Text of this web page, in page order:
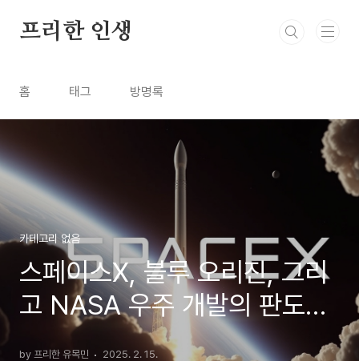
프리한 인생
홈 태그 방명록
카테고리 없음
스페이스X, 블루 오리진, 그리
고 NASA 우주 개발의 판도가
바뀐다
by 프리한 유목민 2025. 2. 15.